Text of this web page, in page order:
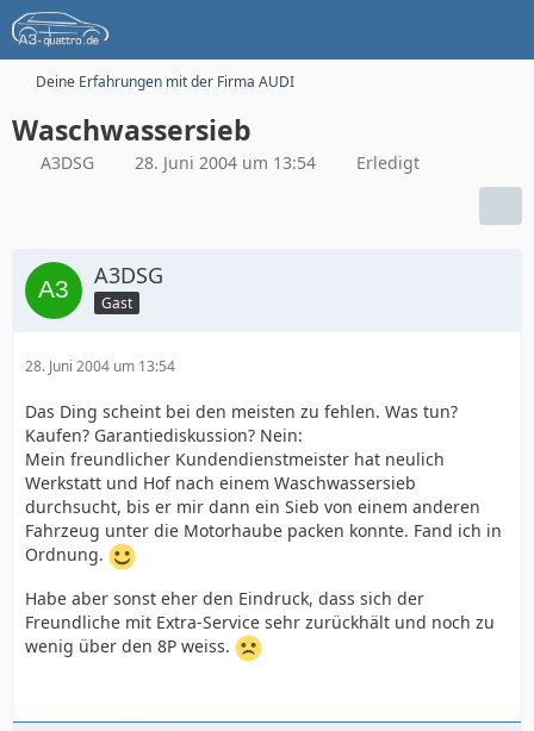
Deine Erfahrungen mit der Firma AUDI
Waschwassersieb
A3DSG 28. Juni 2004 um 13:54 Erledigt
A3DSG
Gast
28. Juni 2004 um 13:54
Das Ding scheint bei den meisten zu fehlen. Was tun?
Kaufen? Garantiediskussion? Nein:
Mein freundlicher Kundendienstmeister hat neulich
Werkstatt und Hof nach einem Waschwassersieb
durchsucht, bis er mir dann ein Sieb von einem anderen
Fahrzeug unter die Motorhaube packen konnte. Fand ich in
Ordnung.
Habe aber sonst eher den Eindruck, dass sich der
Freundliche mit Extra-Service sehr zurückhält und noch zu
wenig über den 8P weiss.